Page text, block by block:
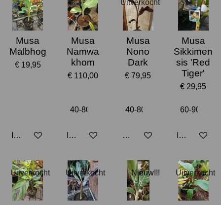
Musa
Malbhog
€ 19,95
In winkelwagen
Musa
Namwa
khom
€ 110,00
In winkelwagen
Uitverkocht
Musa
Nono
Dark
€ 79,95
Houd mij op de hoogte
Musa
Sikkimen
sis 'Red
Tiger'
€ 29,95
In
Uitverkocht Uitverkocht Nieuw!!! Uitverkocht